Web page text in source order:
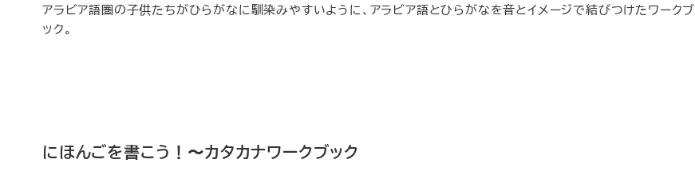
アラビア語圏の子供たちがひらがなに馴染みやすいように、アラビア語とひらがなを音とイメージで結びつけたワークブ
ック。
にほんごを書こう！〜カタカナワークブック